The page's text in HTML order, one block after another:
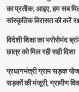
का प्रतीक; आइए, हम सब
सांस्कृतिक विरासत की करें
विदेशी शिक्षा का भरोसेमंद
छात्र को मिल रही सही दिशा
प्रधानमंत्री ग्राम सड़क
सड़कों की मंजूरी, ग्रामीण